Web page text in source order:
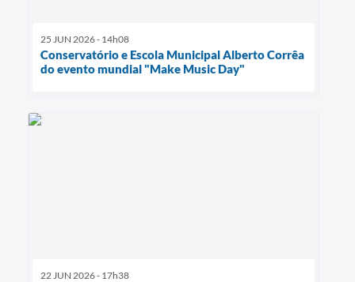
25 JUN 2026 - 14h08
Conservatório e Escola Municipal Alberto Corrêa
do evento mundial "Make Music Day"
22 JUN 2026 - 17h38